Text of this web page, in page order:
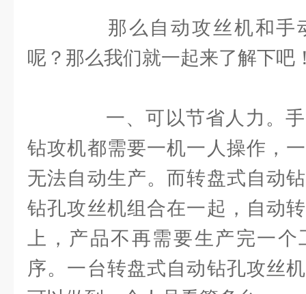
那么自动攻丝机和手
呢？那么我们就一起来了解下吧
一、可以节省人力。手
钻攻机都需要一机一人操作，
无法自动生产。而转盘式自动
钻孔攻丝机组合在一起，自动
上，产品不再需要生产完一
序。一台转盘式自动钻孔攻丝